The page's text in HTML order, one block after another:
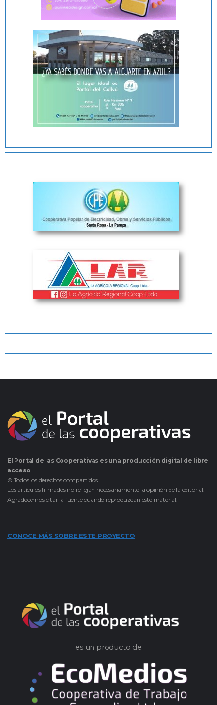
El Portal de las Cooperativas es una producción digital de libre
acceso
© Todos los derechos compartidos.
Los artículos firmados no reflejan necesariamente la opinión de la editorial.
Agradecemos citar la fuente cuando reproduzcan este material.
CONOCE MÁS SOBRE ESTE PROYECTO
es un producto de